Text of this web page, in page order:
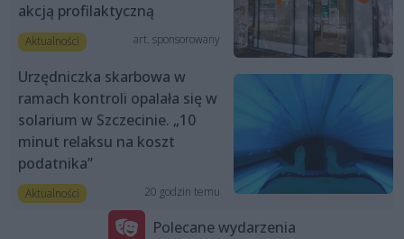
akcją profilaktyczną
Aktualności art. sponsorowany
Urzędniczka skarbowa w
ramach kontroli opalała się w
solarium w Szczecinie. „10
minut relaksu na koszt
podatnika”
Aktualności 20 godzin temu
Polecane wydarzenia